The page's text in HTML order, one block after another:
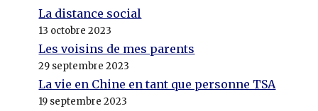
La distance social
13 octobre 2023
Les voisins de mes parents
29 septembre 2023
La vie en Chine en tant que personne TSA
19 septembre 2023